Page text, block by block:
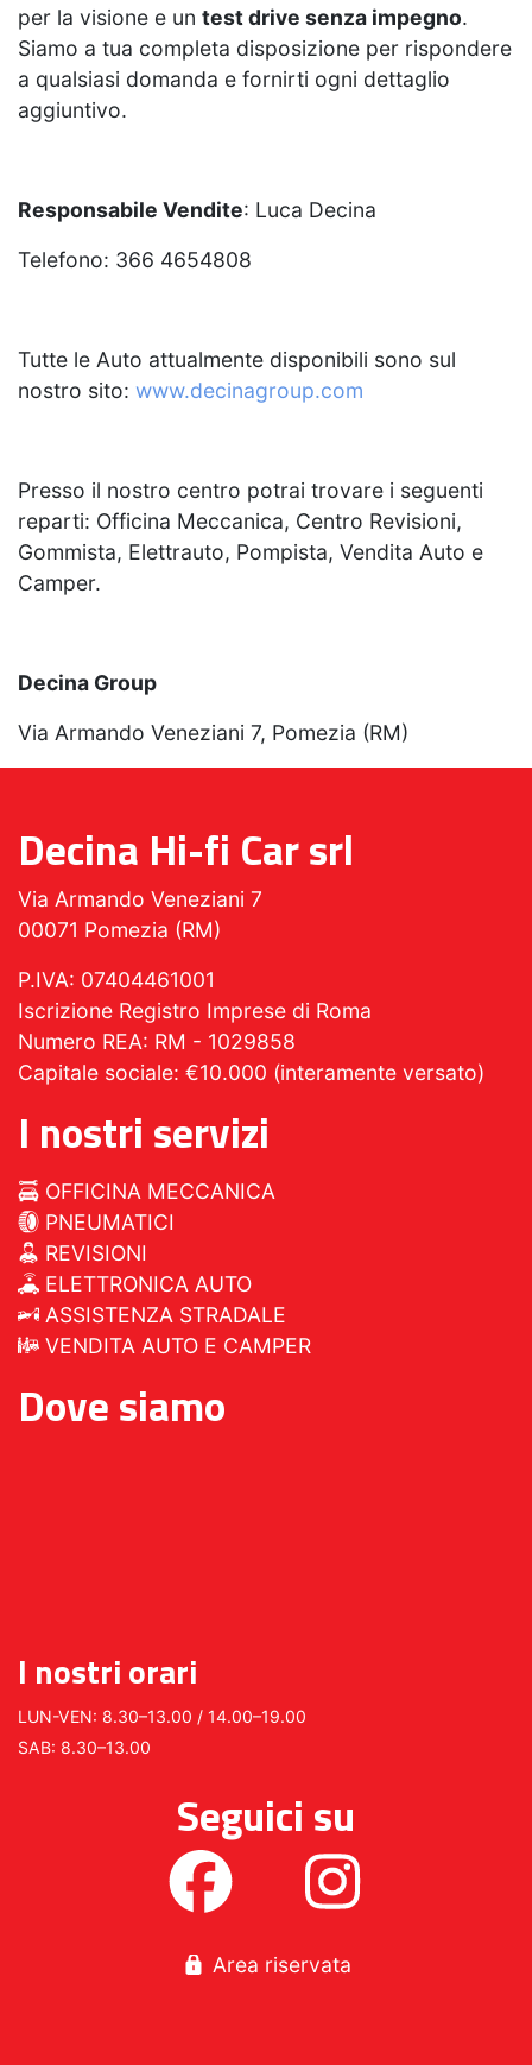
per la visione e un test drive senza impegno.
Siamo a tua completa disposizione per rispondere
a qualsiasi domanda e fornirti ogni dettaglio
aggiuntivo.
Responsabile Vendite: Luca Decina
Telefono: 366 4654808
Tutte le Auto attualmente disponibili sono sul
nostro sito: www.decinagroup.com
Presso il nostro centro potrai trovare i seguenti
reparti: Officina Meccanica, Centro Revisioni,
Gommista, Elettrauto, Pompista, Vendita Auto e
Camper.
Decina Group
Via Armando Veneziani 7, Pomezia (RM)
Decina Hi-fi Car srl
Via Armando Veneziani 7
00071 Pomezia (RM)
P.IVA: 07404461001
Iscrizione Registro Imprese di Roma
Numero REA: RM - 1029858
Capitale sociale: €10.000 (interamente versato)
I nostri servizi
OFFICINA MECCANICA
PNEUMATICI
REVISIONI
ELETTRONICA AUTO
ASSISTENZA STRADALE
VENDITA AUTO E CAMPER
Dove siamo
I nostri orari
LUN-VEN: 8.30–13.00 / 14.00–19.00
SAB: 8.30–13.00
Seguici su
Area riservata